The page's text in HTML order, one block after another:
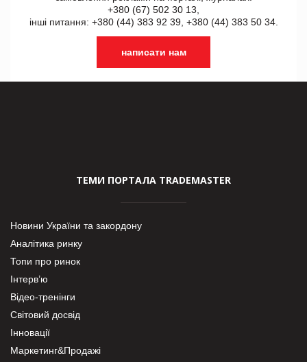
+380 (67) 502 30 13,
інші питання: +380 (44) 383 92 39, +380 (44) 383 50 34.
написати нам
ТЕМИ ПОРТАЛА TRADEMASTER
Новини України та закордону
Аналітика ринку
Топи про ринок
Інтерв’ю
Відео-тренінги
Світовий досвід
Інновації
Маркетинг&Продажі